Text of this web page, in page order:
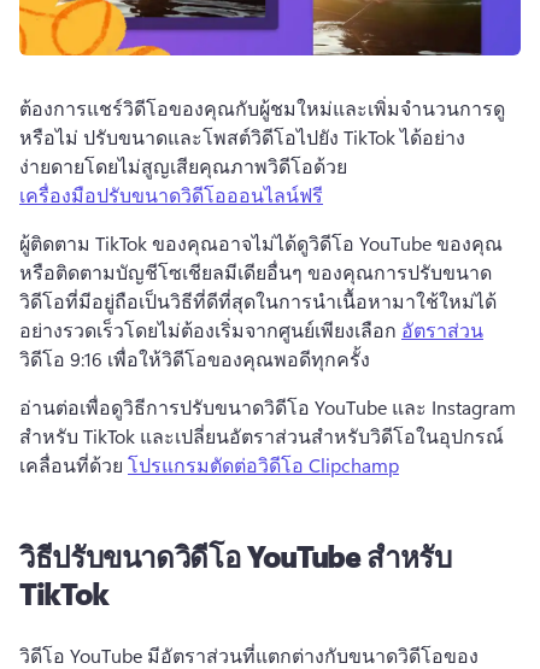
ต้องการแชร์วิดีโอของคุณกับผู้ชมใหม่และเพิ่มจำนวนการดู
หรือไม่ ปรับขนาดและโพสต์วิดีโอไปยัง TikTok ได้อย่าง
ง่ายดายโดยไม่สูญเสียคุณภาพวิดีโอด้วย
เครื่องมือปรับขนาดวิดีโอออนไลน์ฟรี
ผู้ติดตาม TikTok ของคุณอาจไม่ได้ดูวิดีโอ YouTube ของคุณ
หรือติดตามบัญชีโซเชียลมีเดียอื่นๆ ของคุณการปรับขนาด
วิดีโอที่มีอยู่ถือเป็นวิธีที่ดีที่สุดในการนำเนื้อหามาใช้ใหม่ได้
อย่างรวดเร็วโดยไม่ต้องเริ่มจากศูนย์เพียงเลือก อัตราส่วน
วิดีโอ 9:16 เพื่อให้วิดีโอของคุณพอดีทุกครั้ง
อ่านต่อเพื่อดูวิธีการปรับขนาดวิดีโอ YouTube และ Instagram
สำหรับ TikTok และเปลี่ยนอัตราส่วนสำหรับวิดีโอในอุปกรณ์
เคลื่อนที่ด้วย โปรแกรมตัดต่อวิดีโอ Clipchamp
วิธีปรับขนาดวิดีโอ YouTube สำหรับ
TikTok
วิดีโอ YouTube มีอัตราส่วนที่แตกต่างกับขนาดวิดีโอของ